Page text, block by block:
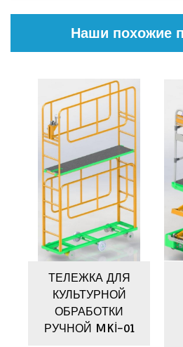
Наши похожие
ТЕЛЕЖКА ДЛЯ
КУЛЬТУРНОЙ
ОБРАБОТКИ
РУЧНОЙ MKİ-01